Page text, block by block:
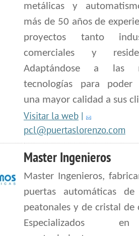
metálicas y
más de 50 años de
proyectos tanto
comerciales y
Adaptándose a las
tecnologías para poder
una mayor calidad a sus
Visitar la web |
pcl@puertaslorenzo.com
Master Ingenieros
Master Ingenieros,
puertas automáticas de
peatonales y de cristal de
Especializados